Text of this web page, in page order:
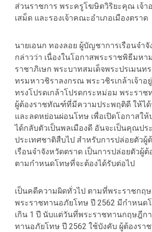
ส่วนราชการ พระครูโฆษิตวิริยะคุณ เจ้า
เสม็ด และรองเจ้าคณะอำเภอเมืองตราด
นายเอนก ทองลอย ผู้บัญชาการเรือนจำ
กล่าวว่า เนื่องในโอกาสพระราชพิธีมหา
ราชาภิเษก พระบาทสมเด็จพระปรเมนท
ทรมหาวชิราลงกรณ พระวชิรเกล้าเจ้าอ
ทรงโปรดเกล้าโปรดกระหม่อม พระรา
ผู้ต้องราชทัณฑ์ที่มีความประพฤติดี ให้ได้
และลดหย่อนผ่อนโทษ เพื่อเปิดโอกาสใ
ได้กลับตัวเป็นพลเมืองดี อันจะเป็นคุณปร
ประเทศชาติสืบไป สำหรับการปล่อยตัว
เรือนจำจังหวัดตราด เป็นการปล่อยตัวผู้
ตามกำหนดโทษที่จะต้องได้รับต่อไป
เป็นคดีความผิดทั่วไป ตามที่พระราชกฤ
พระราชทานอภัยโทษ ปี 2562 มีกำหนด
เกิน 1 ปี นับแต่วันที่พระราชทานกฤษฎีก
ทานอภัยโทษ ปี 2562 ใช้บังคับ ผู้ต้องร